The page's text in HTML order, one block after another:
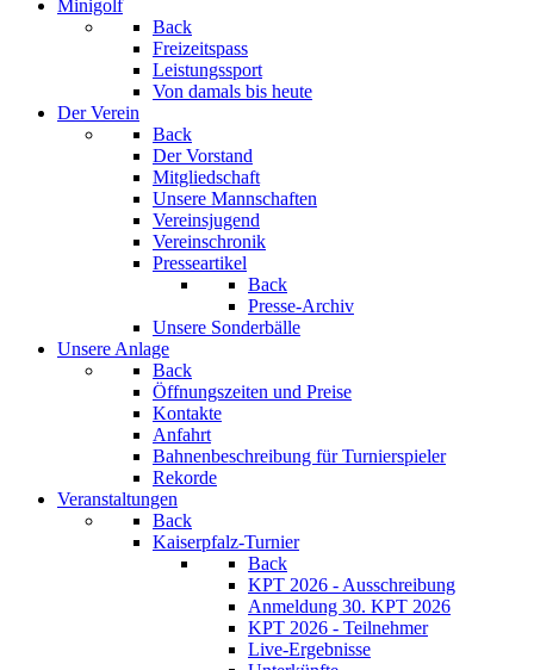
Minigolf
Back
Freizeitspass
Leistungssport
Von damals bis heute
Der Verein
Back
Der Vorstand
Mitgliedschaft
Unsere Mannschaften
Vereinsjugend
Vereinschronik
Presseartikel
Back
Presse-Archiv
Unsere Sonderbälle
Unsere Anlage
Back
Öffnungszeiten und Preise
Kontakte
Anfahrt
Bahnenbeschreibung für Turnierspieler
Rekorde
Veranstaltungen
Back
Kaiserpfalz-Turnier
Back
KPT 2026 - Ausschreibung
Anmeldung 30. KPT 2026
KPT 2026 - Teilnehmer
Live-Ergebnisse